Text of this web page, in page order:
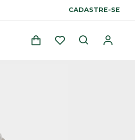
CADASTRE-SE